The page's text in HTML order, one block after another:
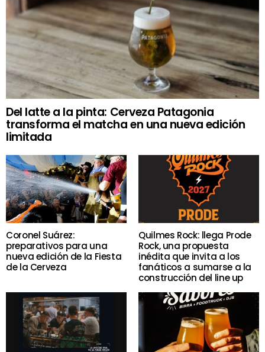
Del latte a la pinta: Cerveza Patagonia
transforma el matcha en una nueva edición
limitada
Coronel Suárez:
preparativos para una
nueva edición de la Fiesta
de la Cerveza
Quilmes Rock: llega Prode
Rock, una propuesta
inédita que invita a los
fanáticos a sumarse a la
construcción del line up